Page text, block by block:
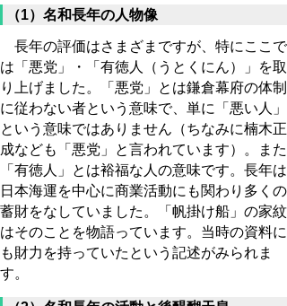
（1）名和長年の人物像
長年の評価はさまざまですが、特にここで
は「悪党」・「有徳人（うとくにん）」を取
り上げました。「悪党」とは鎌倉幕府の体制
に従わない者という意味で、単に「悪い人」
という意味ではありません（ちなみに楠木正
成なども「悪党」と言われています）。また
「有徳人」とは裕福な人の意味です。長年は
日本海運を中心に商業活動にも関わり多くの
蓄財をなしていました。「帆掛け船」の家紋
はそのことを物語っています。当時の資料に
も財力を持っていたという記述がみられま
す。